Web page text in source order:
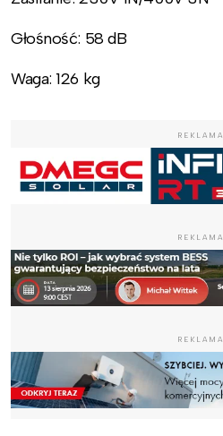
Głośność: 58 dB
Waga: 126 kg
REKLAMA
REKLAMA
REKLAMA